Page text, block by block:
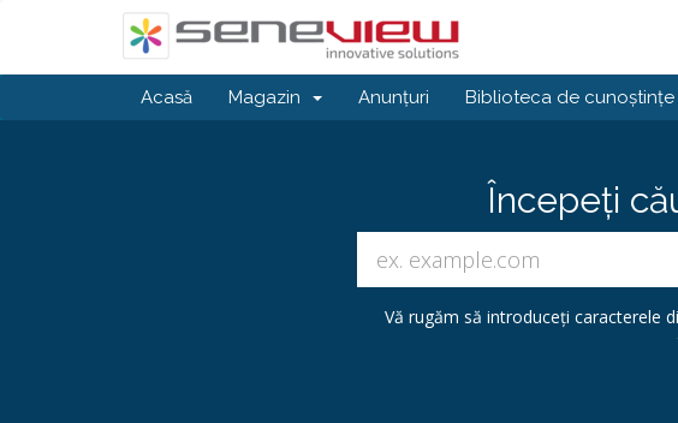
Acasă Magazin Anunțuri Biblioteca de cunoștințe
Începeți
Vă rugăm să introduceți caracterele